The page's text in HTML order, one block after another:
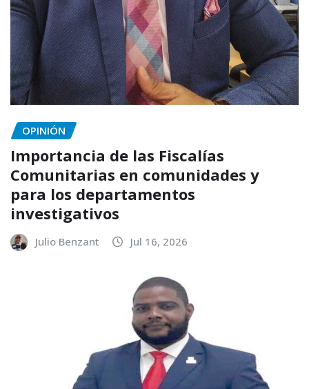
OPINIÓN
Importancia de las Fiscalías
Comunitarias en comunidades y
para los departamentos
investigativos
Julio Benzant Jul 16, 2026